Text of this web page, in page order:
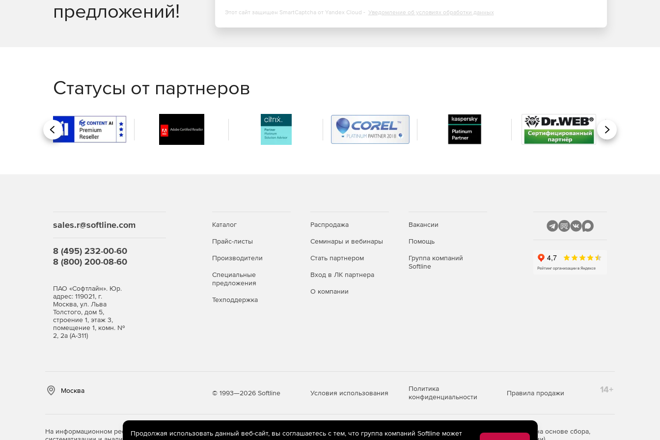
предложений!
Этот сайт защищен SmartCaptcha от Yandex Cloud - Уведомление об условиях обработки данных
Статусы от партнеров
Назад Вперед
sales.r@softline.com
8 (495) 232-00-60
8 (800) 200-08-60
ПАО «Софтлайн». Юр.
адрес: 119021, г.
Москва, ул. Льва
Толстого, дом 5,
строение 1, этаж 3,
помещение 1, комн. №
2, 2а (А-311)
Каталог
Прайс-листы
Производители
Специальные
предложения
Техподдержка
Распродажа
Семинары и вебинары
Стать партнером
Вход в ЛК партнера
О компании
Вакансии
Помощь
Группа компаний
Softline
Москва © 1993—2026 Softline Условия использования
Политика
конфиденциальности
Правила продажи 14+
На информационном ресурсе store.softline.ru применяютсярекомендательные технологии(информационные технологии предоставления информации на основе сбора,
Продолжая использовать данный веб-сайт, вы соглашаетесь с тем, что группа компаний Softline может